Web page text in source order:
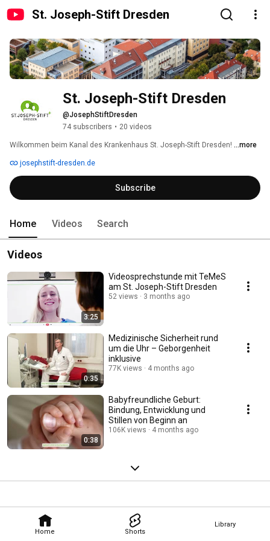
St. Joseph-Stift Dresden
Home Shorts
Library
St. Joseph-Stift Dresden
@JosephStiftDresden
74 subscribers • 20 videos
Wilkommen beim Kanal des Krankenhaus St. Joseph-Stift Dresden! ...more
josephstift-dresden.de
Subscribe
Home Videos Search
Videos
3:25
Videosprechstunde mit TeMeS
am St. Joseph-Stift Dresden
52 views 3 months ago
0:35
Medizinische Sicherheit rund
um die Uhr – Geborgenheit
inklusive
77K views 4 months ago
0:38
Babyfreundliche Geburt:
Bindung, Entwicklung und
Stillen von Beginn an
106K views 4 months ago